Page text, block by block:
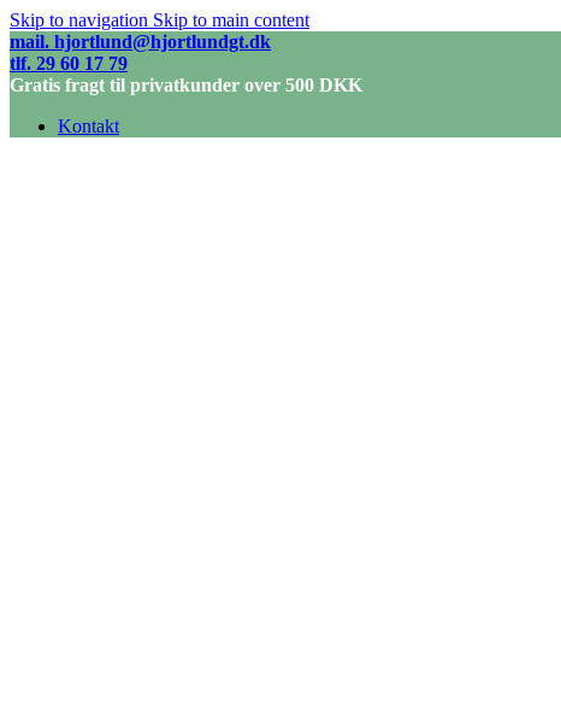
Skip to navigation Skip to main content
mail. hjortlund@hjortlundgt.dk
tlf. 29 60 17 79
Gratis fragt til privatkunder over 500 DKK
Kontakt